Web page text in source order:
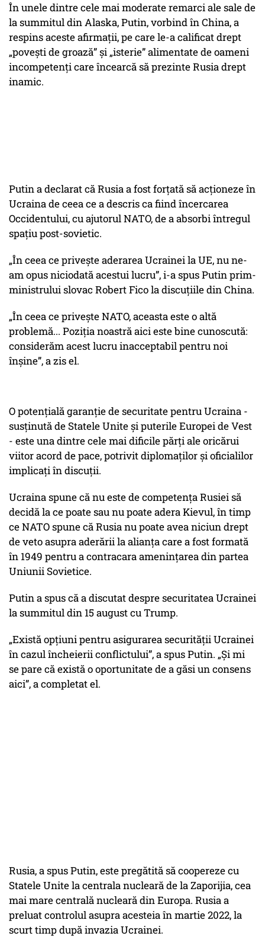
În unele dintre cele mai moderate remarci ale sale de
la summitul din Alaska, Putin, vorbind în China, a
respins aceste afirmații, pe care le-a calificat drept
„povești de groază” și „isterie” alimentate de oameni
incompetenți care încearcă să prezinte Rusia drept
inamic.
Putin a declarat că Rusia a fost forțată să acționeze în
Ucraina de ceea ce a descris ca fiind încercarea
Occidentului, cu ajutorul NATO, de a absorbi întregul
spațiu post-sovietic.
„În ceea ce privește aderarea Ucrainei la UE, nu ne-
am opus niciodată acestui lucru”, i-a spus Putin prim-
ministrului slovac Robert Fico la discuțiile din China.
„În ceea ce privește NATO, aceasta este o altă
problemă... Poziția noastră aici este bine cunoscută:
considerăm acest lucru inacceptabil pentru noi
înșine”, a zis el.
O potențială garanție de securitate pentru Ucraina -
susținută de Statele Unite și puterile Europei de Vest
- este una dintre cele mai dificile părți ale oricărui
viitor acord de pace, potrivit diplomaților și oficialilor
implicați în discuții.
Ucraina spune că nu este de competența Rusiei să
decidă la ce poate sau nu poate adera Kievul, în timp
ce NATO spune că Rusia nu poate avea niciun drept
de veto asupra aderării la alianța care a fost formată
în 1949 pentru a contracara amenințarea din partea
Uniunii Sovietice.
Putin a spus că a discutat despre securitatea Ucrainei
la summitul din 15 august cu Trump.
„Există opțiuni pentru asigurarea securității Ucrainei
în cazul încheierii conflictului”, a spus Putin. „Și mi
se pare că există o oportunitate de a găsi un consens
aici”, a completat el.
Rusia, a spus Putin, este pregătită să coopereze cu
Statele Unite la centrala nucleară de la Zaporijia, cea
mai mare centrală nucleară din Europa. Rusia a
preluat controlul asupra acesteia în martie 2022, la
scurt timp după invazia Ucrainei.